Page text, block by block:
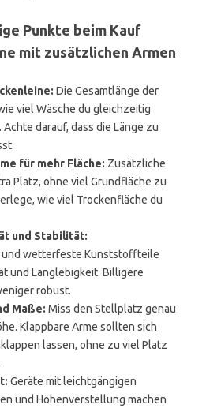
Punkte beim Kauf
mit zusätzlichen Armen
Die Gesamtlänge der
viel Wäsche du gleichzeitig
darauf, dass die Länge zu
für mehr Fläche: Zusätzliche
Platz, ohne viel Grundfläche zu
wie viel Trockenfläche du
und Stabilität:
und wetterfeste Kunststoffteile
und Langlebigkeit. Billigere
robust.
Maße: Miss den Stellplatz genau
Klappbare Arme sollten sich
lassen, ohne zu viel Platz
Geräte mit leichtgängigen
und Höhenverstellung machen